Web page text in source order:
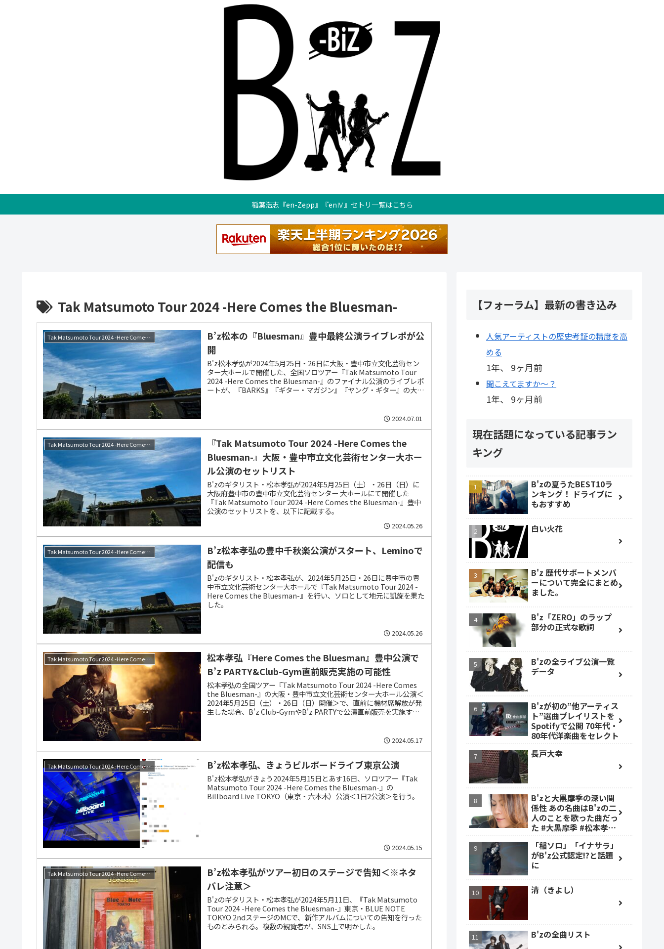
稲葉浩志『en-Zepp』『enⅣ』セトリ一覧はこちら
Tak Matsumoto Tour 2024 -Here Comes the Bluesman-
Tak Matsumoto Tour 2024 -Here Comes the Bluesman-
B’z松本の『Bluesman』豊中最終公演ライブレポが公
開
B'z松本孝弘が2024年5月25日・26日に大阪・豊中市立文化芸術セン
ター大ホールで開催した、全国ソロツアー『Tak Matsumoto Tour
2024 -Here Comes the Bluesman-』のファイナル公演のライブレポ
ートが、『BARKS』『ギター・マガジン』『ヤング・ギター』の大手
2024.07.01
Tak Matsumoto Tour 2024 -Here Comes the Bluesman-
『Tak Matsumoto Tour 2024 -Here Comes the
Bluesman-』大阪・豊中市立文化芸術センター大ホー
ル公演のセットリスト
B'zのギタリスト・松本孝弘が2024年5月25日（土）・26日（日）に
大阪府豊中市の豊中市立文化芸術センター 大ホールにて開催した
『Tak Matsumoto Tour 2024 -Here Comes the Bluesman-』豊中
公演のセットリストを、以下に記載する。
2024.05.26
Tak Matsumoto Tour 2024 -Here Comes the Bluesman-
B’z松本孝弘の豊中千秋楽公演がスタート、Leminoで
配信も
B'zのギタリスト・松本孝弘が、2024年5月25日・26日に豊中市の豊
中市立文化芸術センター大ホールで『Tak Matsumoto Tour 2024 -
Here Comes the Bluesman-』を行い、ソロとして地元に凱旋を果た
した。
2024.05.26
Tak Matsumoto Tour 2024 -Here Comes the Bluesman-
松本孝弘『Here Comes the Bluesman』豊中公演で
B’z PARTY&Club-Gym直前販売実施の可能性
松本孝弘の全国ツアー『Tak Matsumoto Tour 2024 -Here Comes
the Bluesman-』の大阪・豊中市立文化芸術センター大ホール公演＜
2024年5月25日（土）・26日（日）開催＞で、直前に機材席解放が発
生した場合、B'z Club-GymやB'z PARTYで公演直前販売を実施す
2024.05.17
Tak Matsumoto Tour 2024 -Here Comes the Bluesman- B’z松本孝弘、きょうビルボードライブ東京公演
B'z松本孝弘がきょう2024年5月15日とあす16日、ソロツアー『Tak
Matsumoto Tour 2024 -Here Comes the Bluesman-』の
Billboard Live TOKYO（東京・六本木）公演＜1日2公演＞を行う。
2024.05.15
Tak Matsumoto Tour 2024 -Here Comes the Bluesman-
B’z松本孝弘がツアー初日のステージで告知＜※ネタ
バレ注意＞
B'zのギタリスト・松本孝弘が2024年5月11日、『Tak Matsumoto
Tour 2024 -Here Comes the Bluesman-』東京・BLUE NOTE
TOKYO 2ndステージのMCで、新作アルバムについての告知を行った
ものとみられる。複数の観覧者が、SNS上で明かした。
【フォーラム】最新の書き込み
人気アーティストの歴史考証の精度を高
める
1年、 9ヶ月前
聞こえてますか～？
1年、 9ヶ月前
現在話題になっている記事ラン
キング
B'zの夏うたBEST10ラ
ンキング！ ドライブに
もおすすめ
白い火花
B'z 歴代サポートメンバ
ーについて完全にまとめ
ました。
B'z「ZERO」のラップ
部分の正式な歌詞
B'zの全ライブ公演一覧
データ
B'zが初の”他アーティス
ト”選曲プレイリストを
Spotifyで公開 70年代・
80年代洋楽曲をセレクト
長戸大幸
B'zと大黒摩季の深い関
係性 あの名曲はB'zの二
人のことを歌った曲だっ
た #大黒摩季 #松本孝弘
「稲ソロ」「イナサラ」
がB'z公式認定!?と話題
に
清（きよし）
B'zの全曲リスト